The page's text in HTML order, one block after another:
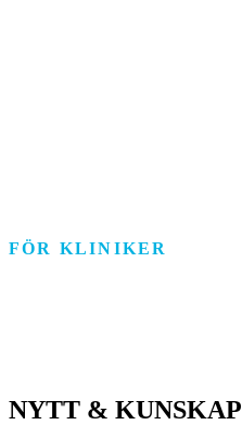
FÖR KLINIKER
NYTT & KUNSKAP